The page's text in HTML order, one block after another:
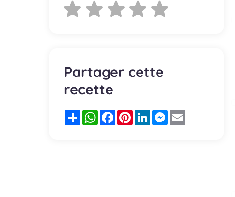
Partager cette
recette
PartagerWhatsApp
FacebookPinterestLinkedInMessenger